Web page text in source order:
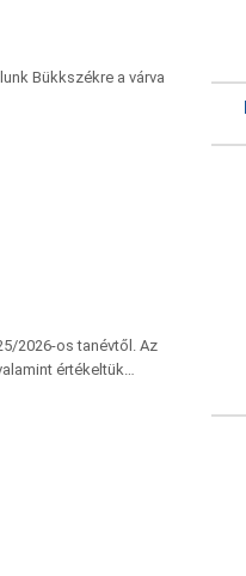
Bükkszékre a várva
2026-os tanévtől. Az
értékeltük…